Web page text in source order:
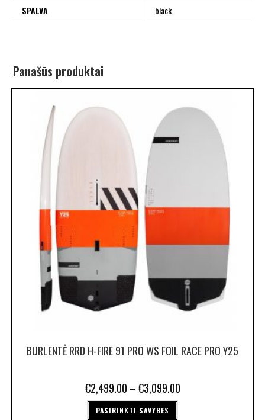
SPALVA black
Panašūs produktai
BURLENTĖ RRD H-FIRE 91 PRO WS FOIL RACE PRO Y25
€2,499.00 –€3,099.00
PASIRINKTI SAVYBES